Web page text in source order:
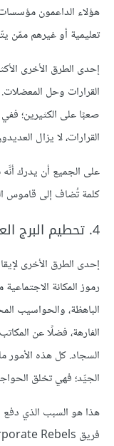
هؤلاء الداعمون
تعليمية أو غيرهم ممّن
إحدى الطرق الأخرى
القرارات وحل المعضلات.
صعبًا على الكثيرين؛
القرارات، لا يزال
على الجميع أن يدرك
كلمة تُضاف إلى قاموس
4. تحطيم البرج العاجي
إحدى الطرق الأخرى
رموز المكانة
الباهظة، والحواسيب
الفارهة، فضلًا عن
السجاد. كل هذه الأمور
الجيِّد؛ فهي تخلق
هذا هو السبب الذي دفع